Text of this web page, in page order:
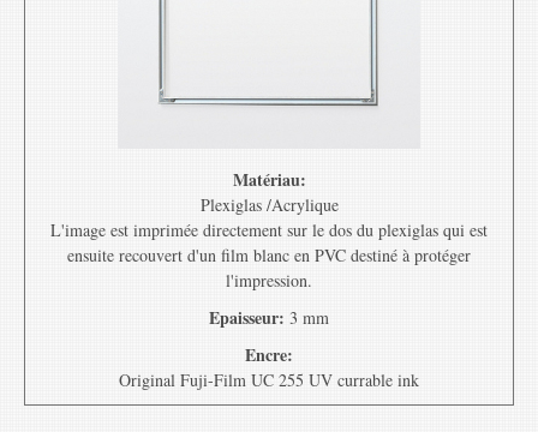
Matériau:
Plexiglas /Acrylique
L'image est imprimée directement sur le dos du plexiglas qui est
ensuite recouvert d'un film blanc en PVC destiné à protéger
l'impression.
Epaisseur: 3 mm
Encre:
Original Fuji-Film UC 255 UV currable ink